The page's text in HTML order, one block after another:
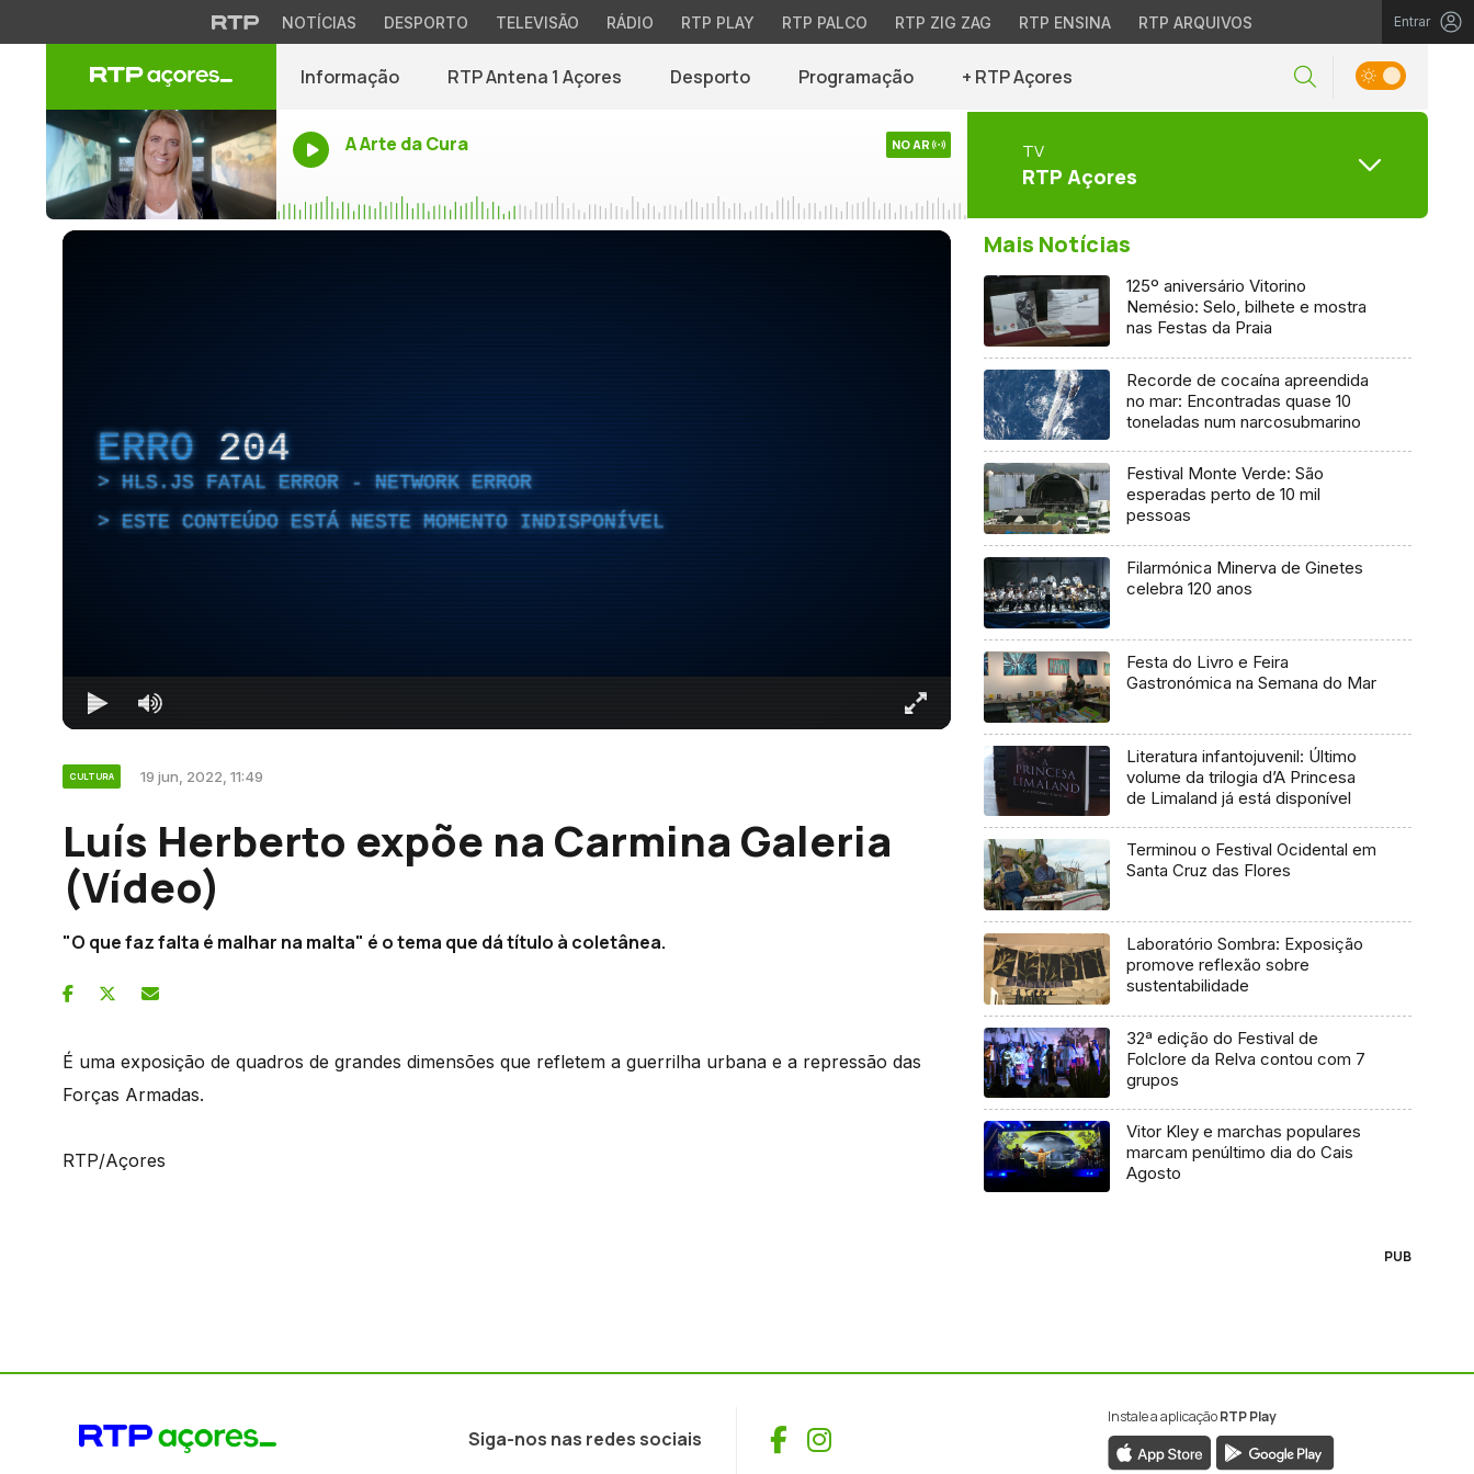
NOTÍCIAS DESPORTO TELEVISÃO RÁDIO RTP PLAY RTP PALCO RTP ZIG ZAG RTP ENSINA RTP ARQUIVOS Entrar
Informação RTP Antena 1 Açores Desporto Programação + RTP Açores
A Arte da Cura NO AR TV
RTP Açores
ERRO 204
HLS.JS FATAL ERROR - NETWORK ERROR
ESTE CONTEÚDO ESTÁ NESTE MOMENTO INDISPONÍVEL
CULTURA 19 jun, 2022, 11:49
Luís Herberto expõe na Carmina Galeria
(Vídeo)
"O que faz falta é malhar na malta" é o tema que dá título à coletânea.
É uma exposição de quadros de grandes dimensões que refletem a guerrilha urbana e a repressão das
Forças Armadas.
RTP/Açores
Mais Notícias
125º aniversário Vitorino
Nemésio: Selo, bilhete e mostra
nas Festas da Praia
Recorde de cocaína apreendida
no mar: Encontradas quase 10
toneladas num narcosubmarino
Festival Monte Verde: São
esperadas perto de 10 mil
pessoas
Filarmónica Minerva de Ginetes
celebra 120 anos
Festa do Livro e Feira
Gastronómica na Semana do Mar
Literatura infantojuvenil: Último
volume da trilogia d’A Princesa
de Limaland já está disponível
Terminou o Festival Ocidental em
Santa Cruz das Flores
Laboratório Sombra: Exposição
promove reflexão sobre
sustentabilidade
32ª edição do Festival de
Folclore da Relva contou com 7
grupos
Vitor Kley e marchas populares
marcam penúltimo dia do Cais
Agosto
PUB
Siga-nos nas redes sociais Facebook
Instagram
Instale a aplicaçãoRTP Play